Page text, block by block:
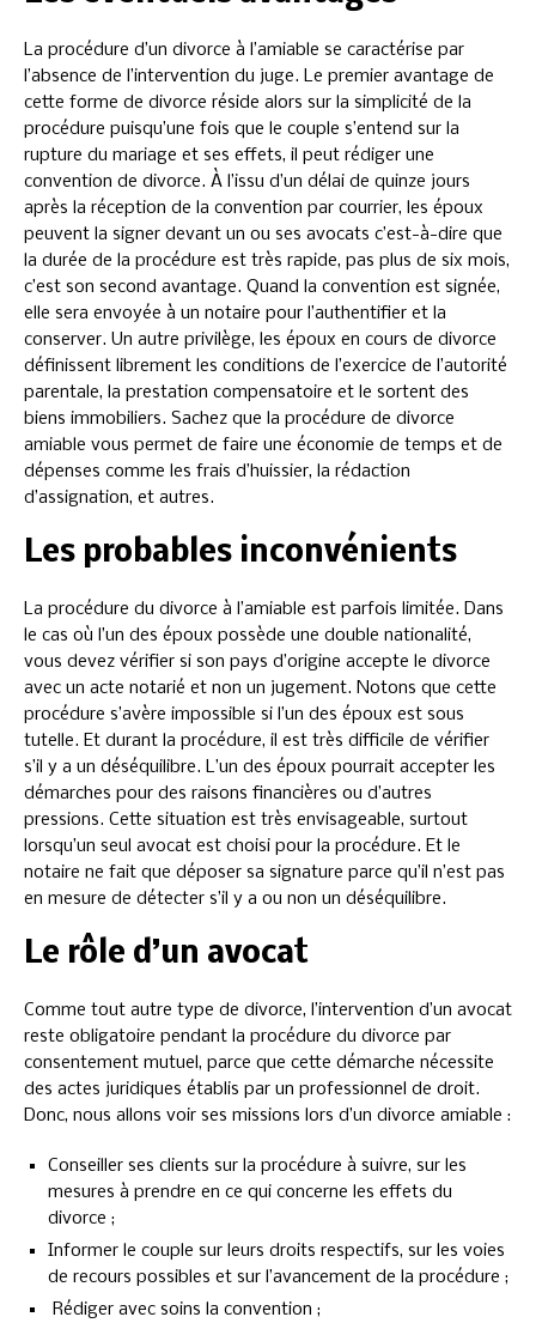
La procédure d’un divorce à l’amiable se caractérise par
l’absence de l’intervention du juge. Le premier avantage de
cette forme de divorce réside alors sur la simplicité de la
procédure puisqu’une fois que le couple s’entend sur la
rupture du mariage et ses effets, il peut rédiger une
convention de divorce. À l’issu d’un délai de quinze jours
après la réception de la convention par courrier, les époux
peuvent la signer devant un ou ses avocats c’est-à-dire que
la durée de la procédure est très rapide, pas plus de six mois,
c’est son second avantage. Quand la convention est signée,
elle sera envoyée à un notaire pour l’authentifier et la
conserver. Un autre privilège, les époux en cours de divorce
définissent librement les conditions de l’exercice de l’autorité
parentale, la prestation compensatoire et le sortent des
biens immobiliers. Sachez que la procédure de divorce
amiable vous permet de faire une économie de temps et de
dépenses comme les frais d’huissier, la rédaction
d’assignation, et autres.
Les probables inconvénients
La procédure du divorce à l’amiable est parfois limitée. Dans
le cas où l’un des époux possède une double nationalité,
vous devez vérifier si son pays d’origine accepte le divorce
avec un acte notarié et non un jugement. Notons que cette
procédure s’avère impossible si l’un des époux est sous
tutelle. Et durant la procédure, il est très difficile de vérifier
s’il y a un déséquilibre. L’un des époux pourrait accepter les
démarches pour des raisons financières ou d’autres
pressions. Cette situation est très envisageable, surtout
lorsqu’un seul avocat est choisi pour la procédure. Et le
notaire ne fait que déposer sa signature parce qu’il n’est pas
en mesure de détecter s’il y a ou non un déséquilibre.
Le rôle d’un avocat
Comme tout autre type de divorce, l’intervention d’un avocat
reste obligatoire pendant la procédure du divorce par
consentement mutuel, parce que cette démarche nécessite
des actes juridiques établis par un professionnel de droit.
Donc, nous allons voir ses missions lors d’un divorce amiable :
Conseiller ses clients sur la procédure à suivre, sur les
mesures à prendre en ce qui concerne les effets du
divorce ;
Informer le couple sur leurs droits respectifs, sur les voies
de recours possibles et sur l’avancement de la procédure ;
Rédiger avec soins la convention ;